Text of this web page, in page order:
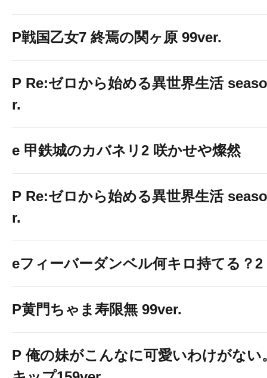
P戦国乙女7 終焉の関ヶ原 99ver.
P Re:ゼロから始める異世界生活
r.
e 甲鉄城のカバネリ2 咲かせや燦然
P Re:ゼロから始める異世界生活
r.
eフィーバーダンベル何キロ持てる？2
P黄門ちゃま寿限無 99ver.
P 俺の妹がこんなに可愛いわけがない